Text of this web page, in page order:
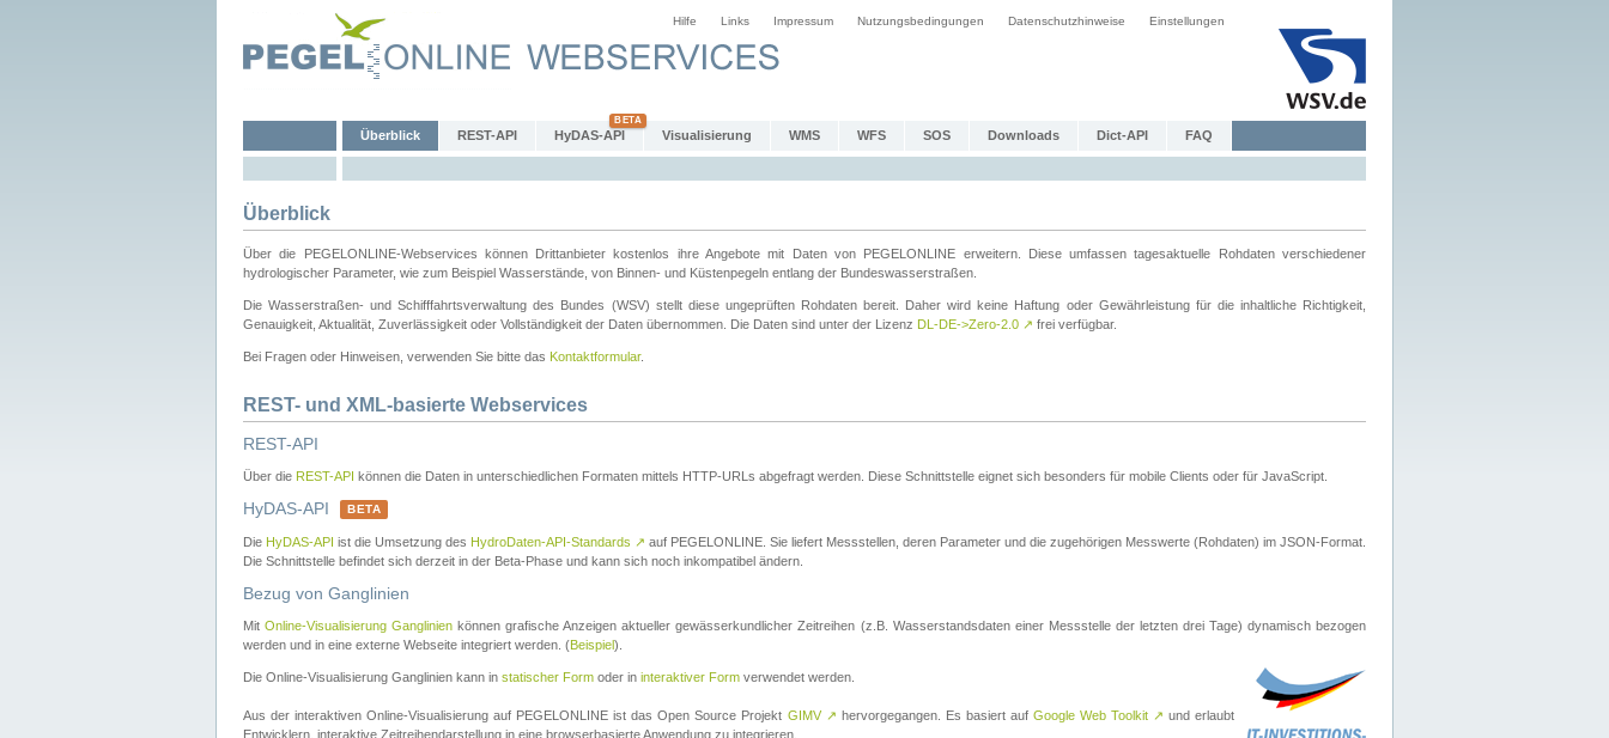
Hilfe Links Impressum Nutzungsbedingungen Datenschutzhinweise Einstellungen
Überblick REST-API HyDAS-API Visualisierung WMS WFS SOS Downloads Dict-API FAQ
Überblick
Über die PEGELONLINE-Webservices können Drittanbieter kostenlos ihre Angebote mit Daten von PEGELONLINE erweitern. Diese umfassen tagesaktuelle Rohdaten verschiedener
hydrologischer Parameter, wie zum Beispiel Wasserstände, von Binnen- und Küstenpegeln entlang der Bundeswasserstraßen.
Die Wasserstraßen- und Schifffahrtsverwaltung des Bundes (WSV) stellt diese ungeprüften Rohdaten bereit. Daher wird keine Haftung oder Gewährleistung für die inhaltliche Richtigkeit,
Genauigkeit, Aktualität, Zuverlässigkeit oder Vollständigkeit der Daten übernommen. Die Daten sind unter der Lizenz DL-DE->Zero-2.0 ↗ frei verfügbar.
Bei Fragen oder Hinweisen, verwenden Sie bitte das Kontaktformular.
REST- und XML-basierte Webservices
REST-API
Über die REST-API können die Daten in unterschiedlichen Formaten mittels HTTP-URLs abgefragt werden. Diese Schnittstelle eignet sich besonders für mobile Clients oder für JavaScript.
HyDAS-API BETA
Die HyDAS-API ist die Umsetzung des HydroDaten-API-Standards ↗ auf PEGELONLINE. Sie liefert Messstellen, deren Parameter und die zugehörigen Messwerte (Rohdaten) im JSON-Format.
Die Schnittstelle befindet sich derzeit in der Beta-Phase und kann sich noch inkompatibel ändern.
Bezug von Ganglinien
MitOnline-Visualisierung Ganglinien können grafische Anzeigen aktueller gewässerkundlicher Zeitreihen (z.B. Wasserstandsdaten einer Messstelle der letzten drei Tage) dynamisch bezogen
werden und in eine externe Webseite integriert werden. (Beispiel).
Die Online-Visualisierung Ganglinien kann in statischer Form oder in interaktiver Form verwendet werden.
Aus der interaktiven Online-Visualisierung auf PEGELONLINE ist das Open Source Projekt GIMV ↗ hervorgegangen. Es basiert auf Google Web Toolkit ↗ und erlaubt
Entwicklern, interaktive Zeitreihendarstellung in eine browserbasierte Anwendung zu integrieren.